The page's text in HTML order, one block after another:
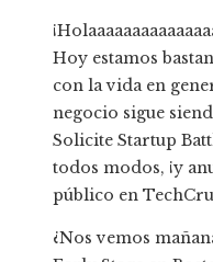
Hoy estamos
con la vida en
negocio sigue
Solicite Startup
todos modos, ¡y
público en
¿Nos vemos